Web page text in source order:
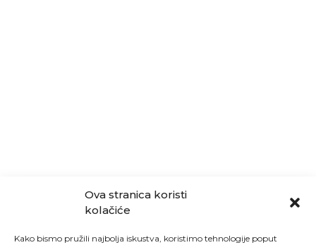
Ova stranica koristi
kolačiće
Kako bismo pružili najbolja iskustva, koristimo tehnologije poput